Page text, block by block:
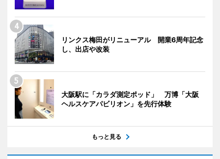
リンクス梅田がリニューアル 開業6周年記念
し、出店や改装
大阪駅に「カラダ測定ポッド」 万博「大阪
ヘルスケアパビリオン」を先行体験
もっと見る